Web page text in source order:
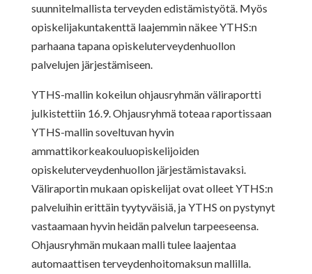
suunnitelmallista terveyden edistämistyötä. Myös
opiskelijakuntakenttä laajemmin näkee YTHS:n
parhaana tapana opiskeluterveydenhuollon
palvelujen järjestämiseen.
YTHS-mallin kokeilun ohjausryhmän väliraportti
julkistettiin 16.9. Ohjausryhmä toteaa raportissaan
YTHS-mallin soveltuvan hyvin
ammattikorkeakouluopiskelijoiden
opiskeluterveydenhuollon järjestämistavaksi.
Väliraportin mukaan opiskelijat ovat olleet YTHS:n
palveluihin erittäin tyytyväisiä, ja YTHS on pystynyt
vastaamaan hyvin heidän palvelun tarpeeseensa.
Ohjausryhmän mukaan malli tulee laajentaa
automaattisen terveydenhoitomaksun mallilla.